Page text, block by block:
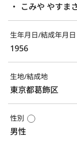
こみや やす
生年月日/結成年月日
1956
生地/結成地
東京都葛飾区
性別
男性